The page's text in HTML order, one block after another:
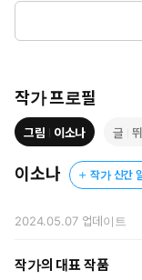
하지만 이전 생과 다
작가 프로필
그림 이소나 글
이소나 작가 신간
2024.05.07업데이트
작가의 대표 작품